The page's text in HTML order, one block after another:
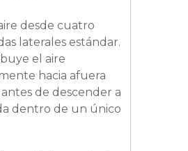
desde cuatro
laterales estándar.
el aire
hacia afuera
de descender a
dentro de un único